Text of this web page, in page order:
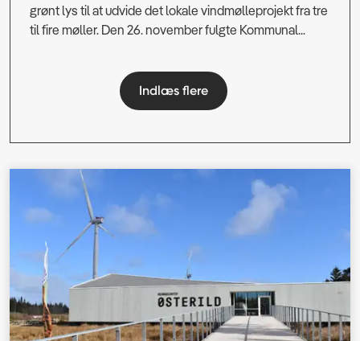
grønt lys til at udvide det lokale vindmølleprojekt fra tre
til fire møller. Den 26. november fulgte Kommunal...
Indlæs flere